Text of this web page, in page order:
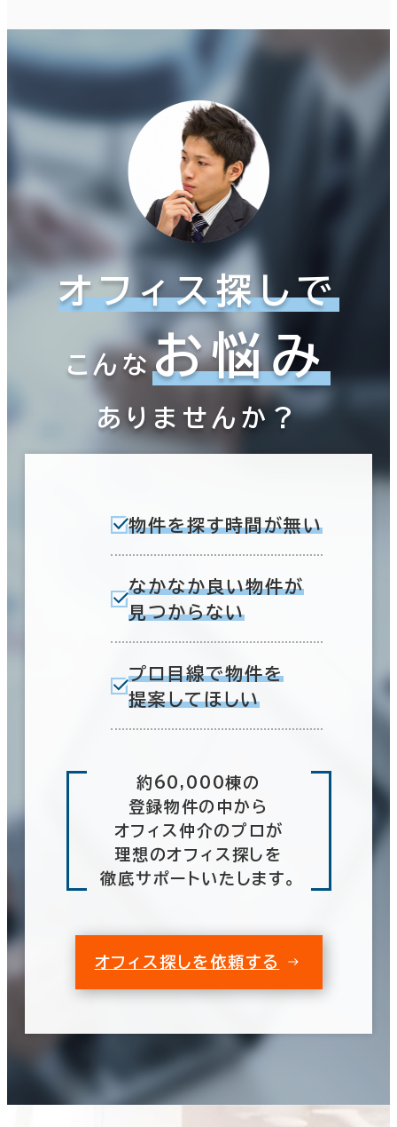
オフィス探しで
こんなお悩み
ありませんか？
物件を探す時間が無い
なかなか良い物件が
見つからない
プロ目線で物件を
提案してほしい
約60,000棟の
登録物件の中から
オフィス仲介のプロが
理想のオフィス探しを
徹底サポートいたします。
オフィス探しを依頼する